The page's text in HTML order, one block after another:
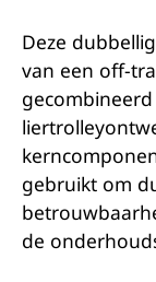
Deze
van een off-
gebruikt om
de